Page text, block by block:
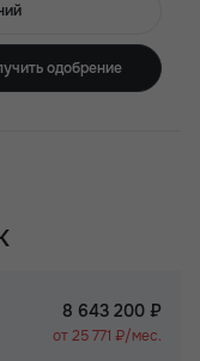
одобрение
8 643 200 ₽
от 25 771 ₽/мес.